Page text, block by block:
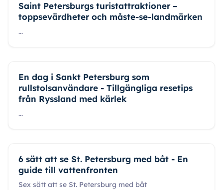
Saint Petersburgs turistattraktioner –
toppsevärdheter och måste-se-landmärken
...
En dag i Sankt Petersburg som
rullstolsanvändare - Tillgängliga resetips
från Ryssland med kärlek
...
6 sätt att se St. Petersburg med båt - En
guide till vattenfronten
Sex sätt att se St. Petersburg med båt